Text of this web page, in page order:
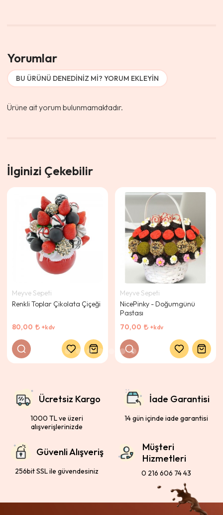
Yorumlar
BU ÜRÜNÜ DENEDINIZ MI? YORUM EKLEYIN
Ürüne ait yorum bulunmamaktadır.
İlginizi Çekebilir
Meyve Sepeti
Renkli Toplar Çikolata Çiçeği
80,00 +kdv
Meyve Sepeti
NicePinky - Doğumgünü
Pastası
70,00
+kdv
Ücretsiz Kargo
1000 TL ve üzeri
alışverişlerinizde
İade Garantisi
14 gün içinde iade garantisi
Güvenli Alışveriş
256bit SSL ile güvendesiniz
Müşteri
Hizmetleri
0 216 606 74 43